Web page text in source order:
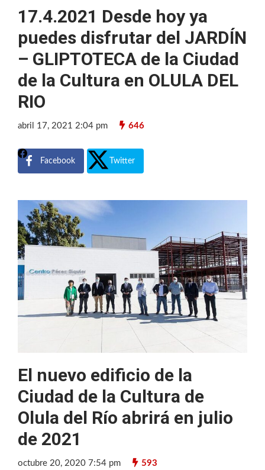
17.4.2021 Desde hoy ya
puedes disfrutar del JARDÍN
– GLIPTOTECA de la Ciudad
de la Cultura en OLULA DEL
RIO
abril 17, 2021 2:04 pm 646
Facebook Twitter
El nuevo edificio de la
Ciudad de la Cultura de
Olula del Río abrirá en julio
de 2021
octubre 20, 2020 7:54 pm 593